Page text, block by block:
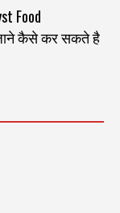
Food
कैसे कर सकते है